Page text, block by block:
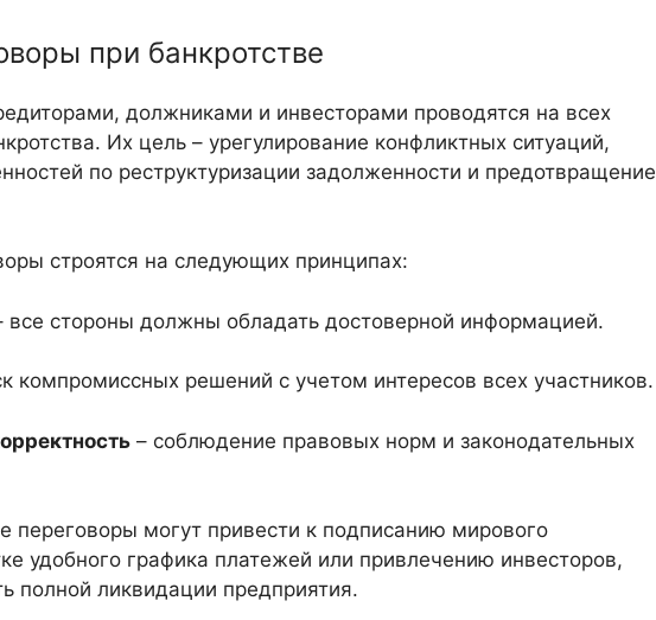
при банкротстве
должниками и инвесторами проводятся на всех
Их цель – урегулирование конфликтных ситуаций,
по реструктуризации задолженности и предотвращение
строятся на следующих принципах:
все стороны должны обладать достоверной информацией.
компромиссных решений с учетом интересов всех участников.
– соблюдение правовых норм и законодательных
переговоры могут привести к подписанию мирового
удобного графика платежей или привлечению инвесторов,
полной ликвидации предприятия.